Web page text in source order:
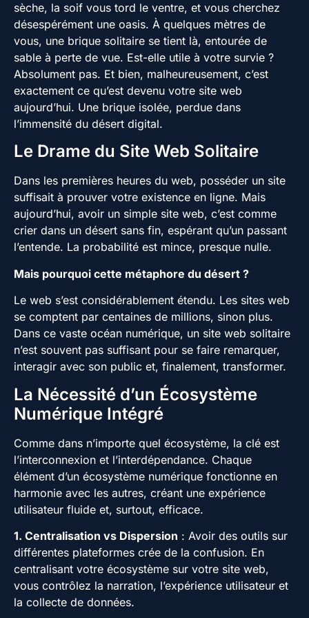
sèche, la soif vous tord le ventre, et vous cherchez
désespérément une oasis. À quelques mètres de
vous, une brique solitaire se tient là, entourée de
sable à perte de vue. Est-elle utile à votre survie ?
Absolument pas. Et bien, malheureusement, c’est
exactement ce qu’est devenu votre site web
aujourd’hui. Une brique isolée, perdue dans
l’immensité du désert digital.
Le Drame du Site Web Solitaire
Dans les premières heures du web, posséder un site
suffisait à prouver votre existence en ligne. Mais
aujourd’hui, avoir un simple site web, c’est comme
crier dans un désert sans fin, espérant qu’un passant
l’entende. La probabilité est mince, presque nulle.
Mais pourquoi cette métaphore du désert ?
Le web s’est considérablement étendu. Les sites web
se comptent par centaines de millions, sinon plus.
Dans ce vaste océan numérique, un site web solitaire
n’est souvent pas suffisant pour se faire remarquer,
interagir avec son public et, finalement, transformer.
La Nécessité d’un Écosystème
Numérique Intégré
Comme dans n’importe quel écosystème, la clé est
l’interconnexion et l’interdépendance. Chaque
élément d’un écosystème numérique fonctionne en
harmonie avec les autres, créant une expérience
utilisateur fluide et, surtout, efficace.
1. Centralisation vs Dispersion : Avoir des outils sur
différentes plateformes crée de la confusion. En
centralisant votre écosystème sur votre site web,
vous contrôlez la narration, l’expérience utilisateur et
la collecte de données.